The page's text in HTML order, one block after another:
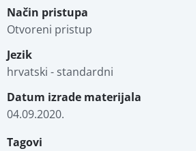
Način pristupa
Otvoreni pristup
Jezik
hrvatski - standardni
Datum izrade materijala
04.09.2020.
Tagovi